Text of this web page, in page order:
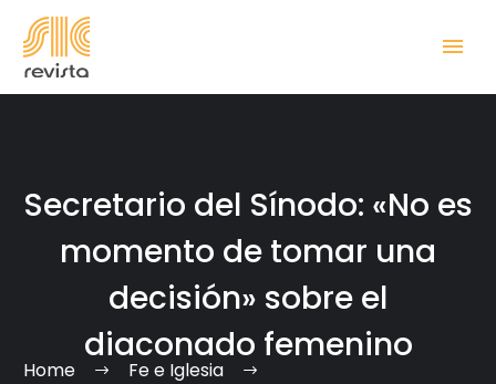
Secretario del Sínodo: «No es
momento de tomar una
decisión» sobre el
diaconado femenino
Home
Fe e Iglesia